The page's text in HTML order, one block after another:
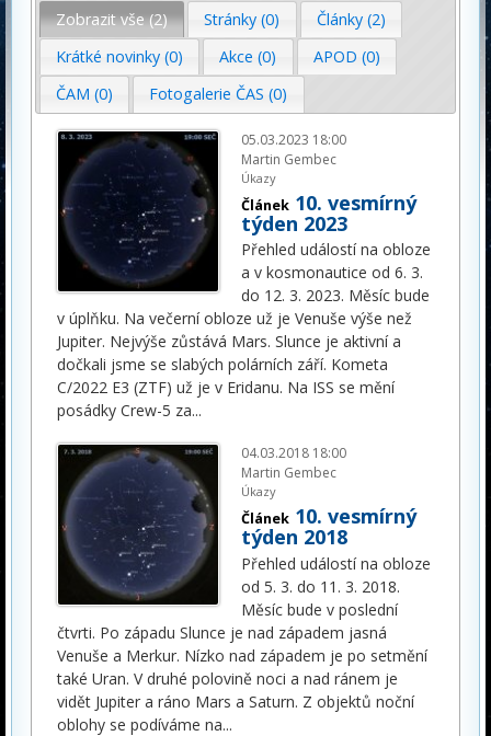
Zobrazit vše (2) Stránky (0)
Články (2)
Krátké novinky (0)
Akce (0)
APOD (0)
ČAM (0)
Fotogalerie ČAS (0)
05.03.2023 18:00
Martin Gembec
Úkazy
Článek 10. vesmírný
týden 2023
Přehled událostí na obloze
a v kosmonautice od 6. 3.
do 12. 3. 2023. Měsíc bude
v úplňku. Na večerní obloze už je Venuše výše než
Jupiter. Nejvýše zůstává Mars. Slunce je aktivní a
dočkali jsme se slabých polárních září. Kometa
C/2022 E3 (ZTF) už je v Eridanu. Na ISS se mění
posádky Crew-5 za...
04.03.2018 18:00
Martin Gembec
Úkazy
Článek 10. vesmírný
týden 2018
Přehled událostí na obloze
od 5. 3. do 11. 3. 2018.
Měsíc bude v poslední
čtvrti. Po západu Slunce je nad západem jasná
Venuše a Merkur. Nízko nad západem je po setmění
také Uran. V druhé polovině noci a nad ránem je
vidět Jupiter a ráno Mars a Saturn. Z objektů noční
oblohy se podíváme na...